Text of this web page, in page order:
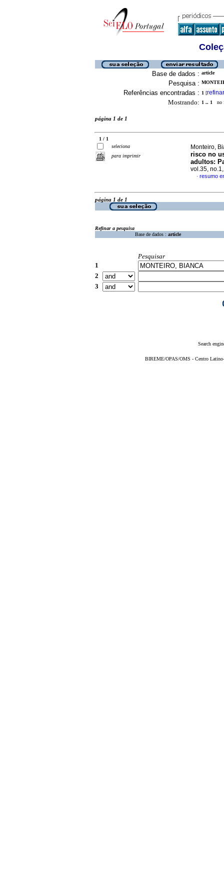
Base de dados : article
Pesquisa :
Referências encontradas : 1 [refinar
Mostrando: 1 .. 1 no
página 1 de 1
1 / 1
seleciona
para imprimir
Monteiro,
risco no
adultos:
vol.35,
· resumo
página 1 de 1
Refinar a pesquisa
Base de dados : article
Pesquisar
1
2
3
Search
BIREME/OPAS/OMS - Centro Latino-